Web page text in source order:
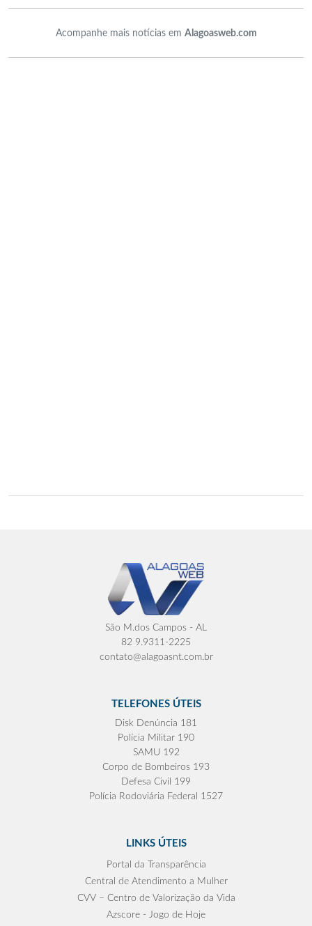
Acompanhe mais notícias em Alagoasweb.com
São M.dos Campos - AL
82 9.9311-2225
contato@alagoasnt.com.br
TELEFONES ÚTEIS
Disk Denúncia 181
Polícia Militar 190
SAMU 192
Corpo de Bombeiros 193
Defesa Civil 199
Polícia Rodoviária Federal 1527
LINKS ÚTEIS
Portal da Transparência
Central de Atendimento a Mulher
CVV – Centro de Valorização da Vida
Azscore - Jogo de Hoje